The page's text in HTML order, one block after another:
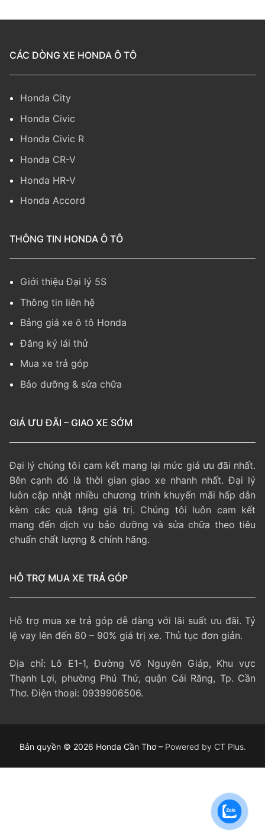
CÁC DÒNG XE HONDA Ô TÔ
Honda City
Honda Civic
Honda Civic R
Honda CR-V
Honda HR-V
Honda Accord
THÔNG TIN HONDA Ô TÔ
Giới thiệu Đại lý 5S
Thông tin liên hệ
Bảng giá xe ô tô Honda
Đăng ký lái thử
Mua xe trả góp
Bảo dưỡng & sửa chữa
GIÁ ƯU ĐÃI – GIAO XE SỚM
Đại lý chúng tôi cam kết mang lại mức giá ưu đãi nhất.
Bên cạnh đó là thời gian giao xe nhanh nhất. Đại lý
luôn cập nhật nhiều chương trình khuyến mãi hấp dẫn
kèm các quà tặng giá trị. Chúng tôi luôn cam kết
mang đến dịch vụ bảo dưỡng và sửa chữa theo tiêu
chuẩn chất lượng & chính hãng.
HỖ TRỢ MUA XE TRẢ GÓP
Hỗ trợ mua xe trả góp dễ dàng với lãi suất ưu đãi. Tỷ
lệ vay lên đến 80 – 90% giá trị xe. Thủ tục đơn giản.
Địa chỉ: Lô E1-1, Đường Võ Nguyên Giáp, Khu vực
Thạnh Lợi, phường Phú Thứ, quận Cái Răng, Tp. Cần
Thơ. Điện thoại: 0939906506.
Bản quyền © 2026 Honda Cần Thơ – Powered by CT Plus.